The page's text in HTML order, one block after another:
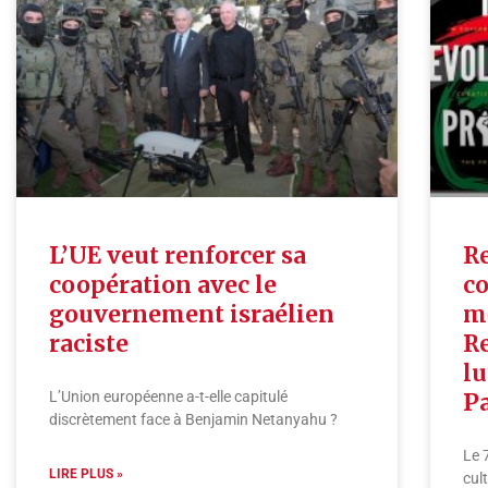
L’UE veut renforcer sa
coopération avec le
gouvernement israélien
raciste
L’Union européenne a-t-elle capitulé
discrètement face à Benjamin Netanyahu ?
LIRE PLUS »
Le